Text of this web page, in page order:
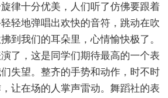
律十分优美，人们听了仿佛要跟着
轻地弹唱出欢快的音符，跳动在吹
到我们的耳朵里，心情愉快极了。
了，这是同学们期待最高的一个表
失望。整齐的手势和动作，时不时
让在场的人掌声雷动。舞蹈社的表